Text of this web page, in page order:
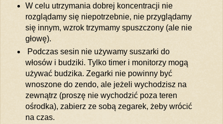
W celu utrzymania dobrej koncentracji nie
rozglądamy się niepotrzebnie, nie przyglądamy
się innym, wzrok trzymamy spuszczony (ale nie
głowę).
Podczas sesin nie używamy suszarki do
włosów i budziki. Tylko timer i monitorzy mogą
używać budzika. Zegarki nie powinny być
wnoszone do zendo, ale jeżeli wychodzisz na
zewnątrz (proszę nie wychodzić poza teren
ośrodka), zabierz ze sobą zegarek, żeby wrócić
na czas.